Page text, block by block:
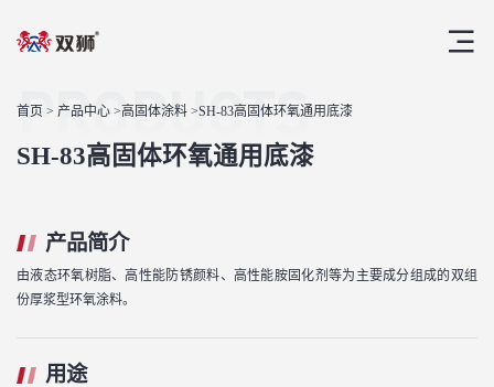
首页 > 产品中心 >高固体涂料 >SH-83高固体环氧通用底漆
PRODUCTS
SH-83高固体环氧通用底漆
产品简介
由液态环氧树脂、高性能防锈颜料、高性能胺固化剂等为主要成分组成的双组
份厚浆型环氧涂料。
用途